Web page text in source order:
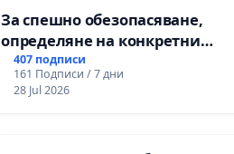
За спешно обезопасяване,
определяне на конкретни
срокове и извършване на
цялостна рехабилитация на
републиканския път между
407 подписи
161 Подписи / 7 дни
28 Jul 2026